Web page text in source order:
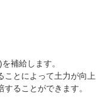
補給します。
ことによって土力が向上
ることができます。